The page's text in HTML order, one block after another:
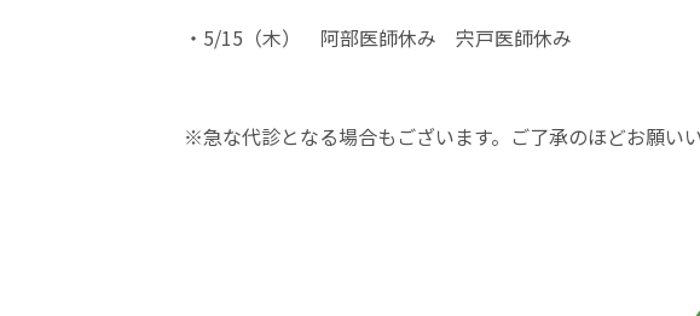
・ 5/15 （木） 阿部医師休み 宍戸医師休み
※急な代診となる場合もございます。ご了承のほどお願いい